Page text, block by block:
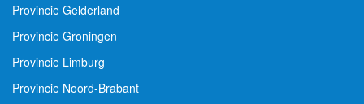
Provincie Gelderland
Provincie Groningen
Provincie Limburg
Provincie Noord-Brabant